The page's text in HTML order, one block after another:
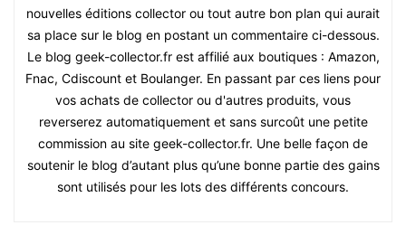
nouvelles éditions collector ou tout autre bon plan qui aurait
sa place sur le blog en postant un commentaire ci-dessous.
Le blog geek-collector.fr est affilié aux boutiques : Amazon,
Fnac, Cdiscount et Boulanger. En passant par ces liens pour
vos achats de collector ou d'autres produits, vous
reverserez automatiquement et sans surcoût une petite
commission au site geek-collector.fr. Une belle façon de
soutenir le blog d’autant plus qu’une bonne partie des gains
sont utilisés pour les lots des différents concours.